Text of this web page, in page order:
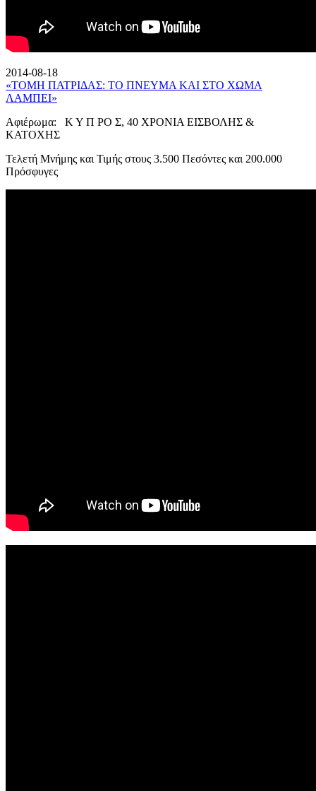
2014-08-18
«ΤΟΜΗ ΠΑΤΡΙΔΑΣ: ΤΟ ΠΝΕΥΜΑ ΚΑΙ ΣΤΟ ΧΩΜΑ
ΛΑΜΠΕΙ»
Αφιέρωμα: Κ Υ Π ΡΟ Σ, 40 ΧΡΟΝΙΑ ΕΙΣΒΟΛΗΣ &
ΚΑΤΟΧΗΣ
Τελετή Μνήμης και Τιμής στους 3.500 Πεσόντες και 200.000
Πρόσφυγες